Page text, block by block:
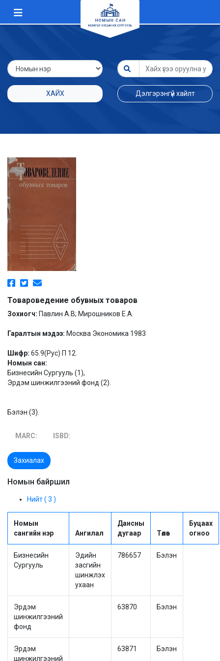
ХАЙХ Дэлгэрэнгүй хайлт
Товароведение обувных товаров
Зохиогч: Павлин А.В; Мирошников Е.А.
Гаралтын мэдээ: Москва Экономика 1983
Шифр: 65.9(Рус) П 12.
Номын сан:
Бизнесийн Сургууль (1),
Эрдэм шинжилгээний фонд (2).
Бэлэн (3).
MARC: ISBD:
Захиалах
Номын байршил
Нийт ( 3 )
Номын
сангийн нэр
Ангилал
Дансны
дугаар
Төлөв
Буцаах
огноо
Бизнесийн
Сургууль
Эдийн
засгийн
шинжлэх
ухаан
786657 Бэлэн
Эрдэм
шинжилгээний
фонд
63870 Бэлэн
Эрдэм
шинжилгээний
63871 Бэлэн